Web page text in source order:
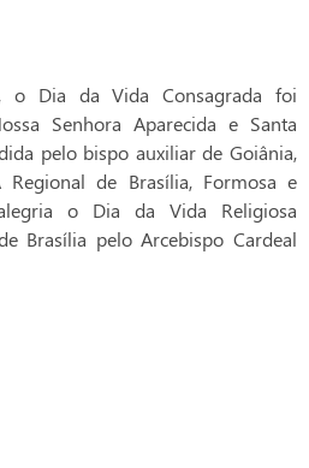
o Dia da Vida Consagrada foi
Senhora Aparecida e Santa
pelo bispo auxiliar de Goiânia,
de Brasília, Formosa e
o Dia da Vida Religiosa
Brasília pelo Arcebispo Cardeal